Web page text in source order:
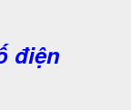
điện